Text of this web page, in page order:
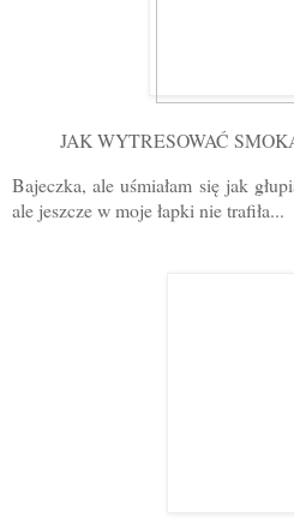
JAK WYTRESOWAĆ
Bajeczka, ale uśmiałam się jak
ale jeszcze w moje łapki nie trafiła...